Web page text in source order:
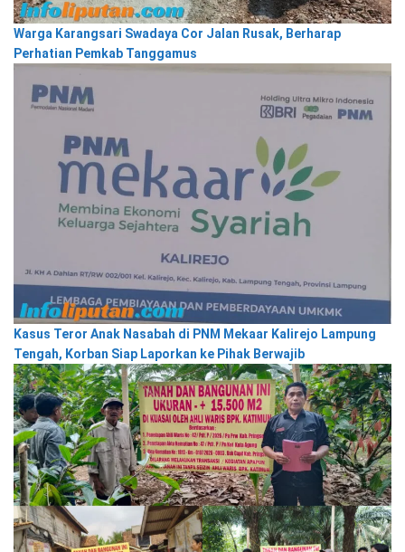
Warga Karangsari Swadaya Cor Jalan Rusak, Berharap
Perhatian Pemkab Tanggamus
Kasus Teror Anak Nasabah di PNM Mekaar Kalirejo Lampung
Tengah, Korban Siap Laporkan ke Pihak Berwajib